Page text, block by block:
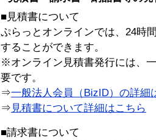
■見積書について
ぷらっとオンラインでは、24時
することができます。
※オンライン見積書発行には、
要です。
⇒一般法人会員（BizID）の詳細
⇒ 見積書について詳細はこちら
■請求書について